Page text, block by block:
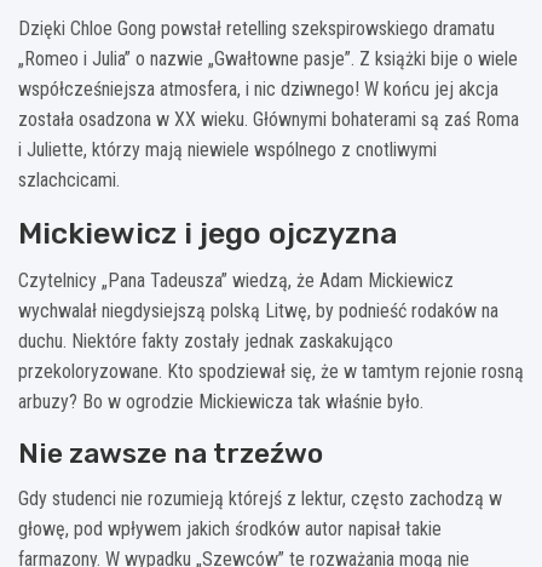
Dzięki Chloe Gong powstał retelling szekspirowskiego dramatu
„Romeo i Julia” o nazwie „Gwałtowne pasje”. Z książki bije o wiele
współcześniejsza atmosfera, i nic dziwnego! W końcu jej akcja
została osadzona w XX wieku. Głównymi bohaterami są zaś Roma
i Juliette, którzy mają niewiele wspólnego z cnotliwymi
szlachcicami.
Mickiewicz i jego ojczyzna
Czytelnicy „Pana Tadeusza” wiedzą, że Adam Mickiewicz
wychwalał niegdysiejszą polską Litwę, by podnieść rodaków na
duchu. Niektóre fakty zostały jednak zaskakująco
przekoloryzowane. Kto spodziewał się, że w tamtym rejonie rosną
arbuzy? Bo w ogrodzie Mickiewicza tak właśnie było.
Nie zawsze na trzeźwo
Gdy studenci nie rozumieją którejś z lektur, często zachodzą w
głowę, pod wpływem jakich środków autor napisał takie
farmazony. W wypadku „Szewców” te rozważania mogą nie